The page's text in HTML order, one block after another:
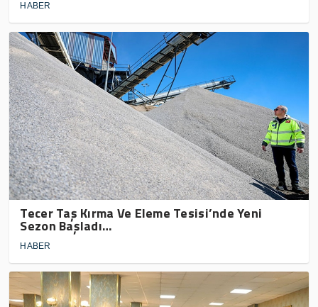
HABER
Tecer Taş Kırma Ve Eleme Tesisi’nde Yeni
Sezon Başladı…
HABER